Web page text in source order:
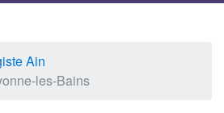
Ain
les-Bains